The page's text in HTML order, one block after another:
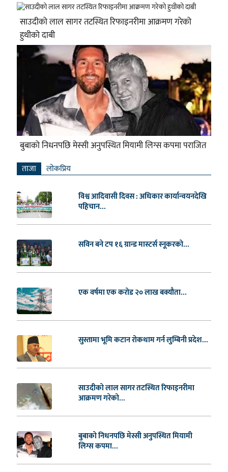
साउदीको लाल सागर तटस्थित रिफाइनरीमा आक्रमण गरेको
हुथीको दाबी
बुबाको निधनपछि मेस्सी अनुपस्थित मियामी लिग्स कपमा पराजित
ताजा लाेकप्रिय
विश्व आदिवासी दिवस : अधिकार कार्यान्वयनदेखि
पहिचान...
सविन बने टप १६ ग्रान्ड मास्टर्स स्नूकरको...
एक वर्षमा एक करोड २० लाख बक्यौता...
सुस्तामा भूमि कटान रोकथाम गर्न लुम्बिनी प्रदेश...
साउदीको लाल सागर तटस्थित रिफाइनरीमा
आक्रमण गरेको...
बुबाको निधनपछि मेस्सी अनुपस्थित मियामी
लिग्स कपमा...